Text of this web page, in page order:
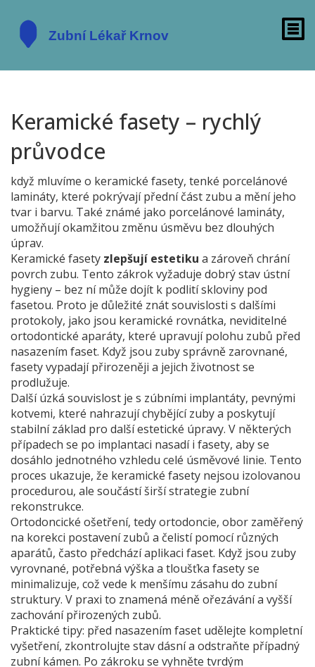
Keramické fasety – rychlý
průvodce
když mluvíme o keramické fasety, tenké porcelánové
lamináty, které pokrývají přední část zubu a mění jeho
tvar i barvu. Také známé jako porcelánové lamináty,
umožňují okamžitou změnu úsměvu bez dlouhých
úprav.
Keramické fasety zlepšují estetiku a zároveň chrání
povrch zubu. Tento zákrok vyžaduje dobrý stav ústní
hygieny – bez ní může dojít k podlití skloviny pod
fasetou. Proto je důležité znát souvislosti s dalšími
protokoly, jako jsou keramické rovnátka, neviditelné
ortodontické aparáty, které upravují polohu zubů před
nasazením faset. Když jsou zuby správně zarovnané,
fasety vypadají přirozeněji a jejich životnost se
prodlužuje.
Další úzká souvislost je s zúbními implantáty, pevnými
kotvemi, které nahrazují chybějící zuby a poskytují
stabilní základ pro další estetické úpravy. V některých
případech se po implantaci nasadí i fasety, aby se
dosáhlo jednotného vzhledu celé úsměvové linie. Tento
proces ukazuje, že keramické fasety nejsou izolovanou
procedurou, ale součástí širší strategie zubní
rekonstrukce.
Ortodoncické ošetření, tedyortodoncie, obor zaměřený
na korekci postavení zubů a čelistí pomocí různých
aparátů, často předchází aplikaci faset. Když jsou zuby
vyrovnané, potřebná výška a tloušťka fasety se
minimalizuje, což vede k menšímu zásahu do zubní
struktury. V praxi to znamená méně ořezávání a vyšší
zachování přirozených zubů.
Praktické tipy: před nasazením faset udělejte kompletní
vyšetření, zkontrolujte stav dásní a odstraňte případný
zubní kámen. Po zákroku se vyhněte tvrdým